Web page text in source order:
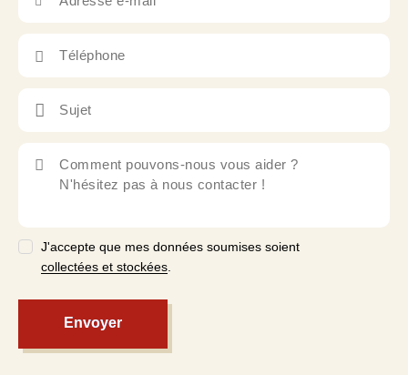
J'accepte que mes données soumises soient
collectées et stockées.
Envoyer